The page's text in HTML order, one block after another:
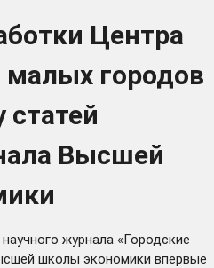
Центра
малых городов
статей
Высшей
научного журнала «Городские
школы экономики впервые